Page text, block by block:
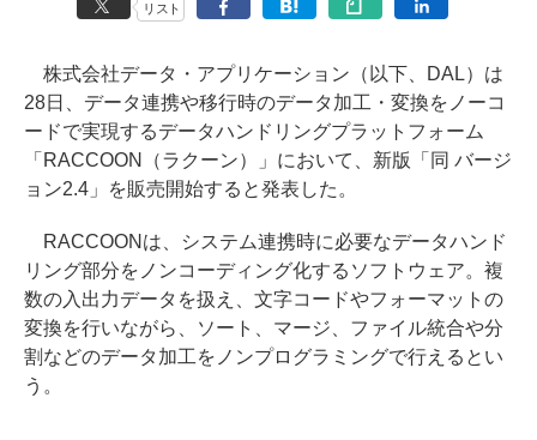
リスト
株式会社データ・アプリケーション（以下、DAL）は
28日、データ連携や移行時のデータ加工・変換をノーコ
ードで実現するデータハンドリングプラットフォーム
「RACCOON（ラクーン）」において、新版「同 バージ
ョン2.4」を販売開始すると発表した。
RACCOONは、システム連携時に必要なデータハンド
リング部分をノンコーディング化するソフトウェア。複
数の入出力データを扱え、文字コードやフォーマットの
変換を行いながら、ソート、マージ、ファイル統合や分
割などのデータ加工をノンプログラミングで行えるとい
う。